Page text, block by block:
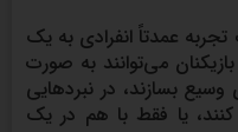
عمدتاً انفرادی به یک
می‌توانند به صورت
بسازند، در نبردهایی
یا فقط با هم در یک